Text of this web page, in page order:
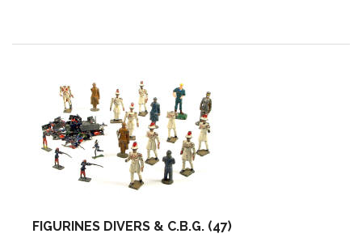
FIGURINES DIVERS & C.B.G. (47)